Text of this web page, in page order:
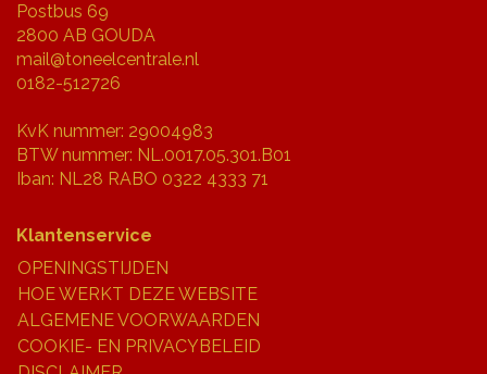
Postbus 69
2800 AB GOUDA
mail@toneelcentrale.nl
0182-512726
KvK nummer: 29004983
BTW nummer: NL.0017.05.301.B01
Iban: NL28 RABO 0322 4333 71
Klantenservice
OPENINGSTIJDEN
HOE WERKT DEZE WEBSITE
ALGEMENE VOORWAARDEN
COOKIE- EN PRIVACYBELEID